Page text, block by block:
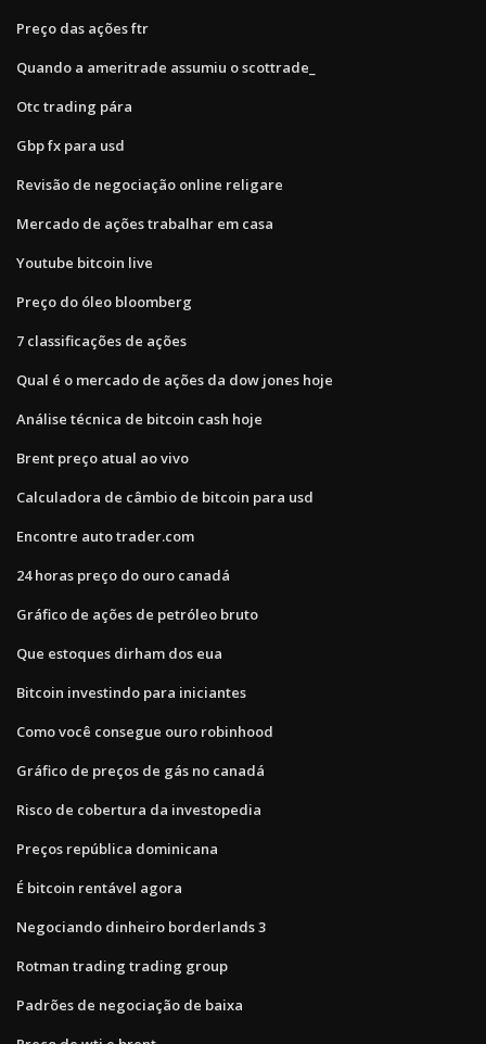
Preço das ações ftr
Quando a ameritrade assumiu o scottrade_
Otc trading pára
Gbp fx para usd
Revisão de negociação online religare
Mercado de ações trabalhar em casa
Youtube bitcoin live
Preço do óleo bloomberg
7 classificações de ações
Qual é o mercado de ações da dow jones hoje
Análise técnica de bitcoin cash hoje
Brent preço atual ao vivo
Calculadora de câmbio de bitcoin para usd
Encontre auto trader.com
24 horas preço do ouro canadá
Gráfico de ações de petróleo bruto
Que estoques dirham dos eua
Bitcoin investindo para iniciantes
Como você consegue ouro robinhood
Gráfico de preços de gás no canadá
Risco de cobertura da investopedia
Preços república dominicana
É bitcoin rentável agora
Negociando dinheiro borderlands 3
Rotman trading trading group
Padrões de negociação de baixa